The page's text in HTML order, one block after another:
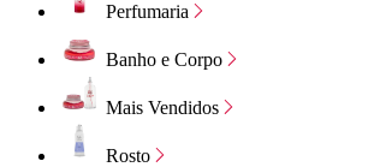
Perfumaria
Banho e Corpo
Mais Vendidos
Rosto